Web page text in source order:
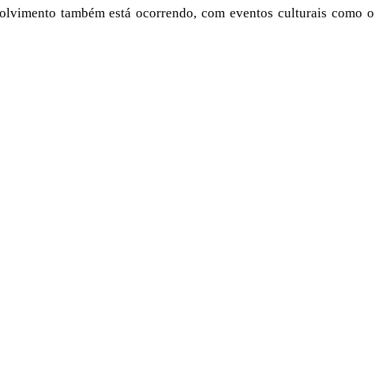
também está ocorrendo, com eventos culturais como o